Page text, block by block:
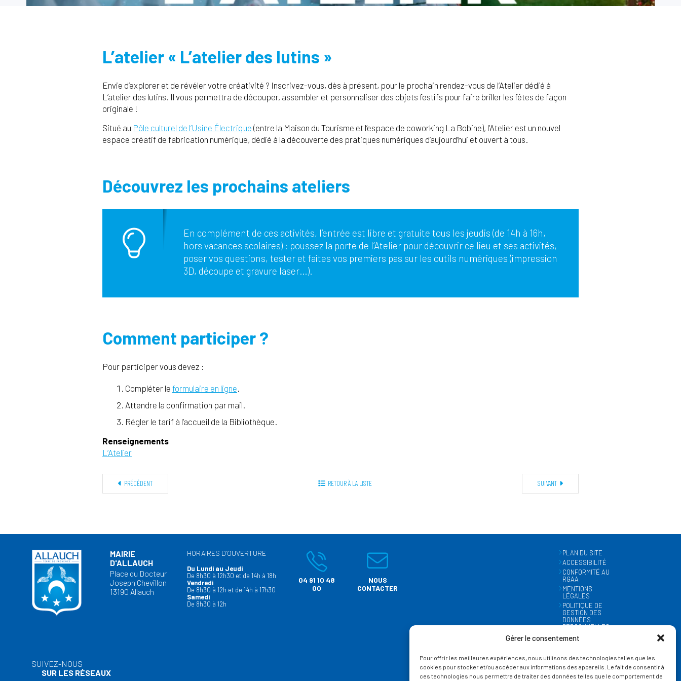
Gérer le consentement
Pour offrir les meilleures expériences, nous utilisons des technologies telles que les
cookies pour stocker et/ou accéder aux informations des appareils. Le fait de consentir à
ces technologies nous permettra de traiter des données telles que le comportement de
L’atelier « L’atelier des lutins »
Envie d’explorer et de révéler votre créativité ? Inscrivez-vous, dès à présent, pour le prochain rendez-vous de l’Atelier dédié à
L’atelier des lutins. Il vous permettra de découper, assembler et personnaliser des objets festifs pour faire briller les fêtes de façon
originale !
Situé au Pôle culturel de l’Usine Électrique (entre la Maison du Tourisme et l’espace de coworking La Bobine), l’Atelier est un nouvel
espace créatif de fabrication numérique, dédié à la découverte des pratiques numériques d’aujourd’hui et ouvert à tous.
Découvrez les prochains ateliers
En complément de ces activités, l’entrée est libre et gratuite tous les jeudis (de 14h à 16h,
hors vacances scolaires) : poussez la porte de l’Atelier pour découvrir ce lieu et ses activités,
poser vos questions, tester et faites vos premiers pas sur les outils numériques (impression
3D, découpe et gravure laser…).
Comment participer ?
Pour participer vous devez :
Compléter le formulaire en ligne
Attendre la confirmation par mail.
Régler le tarif à l’accueil de la Bibliothèque.
Renseignements
L’Atelier
PRÉCÉDENT RETOUR À LA LISTE SUIVANT
MAIRIE
D'ALLAUCH
Place du Docteur
Joseph Chevillon
13190 Allauch
HORAIRES D’OUVERTURE
Du Lundi au Jeudi
De 8h30 à 12h30 et de 14h à 18h
Vendredi
De 8h30 à 12h et de 14h à 17h30
Samedi
De 8h30 à 12h
04 91 10 48
00
NOUS
CONTACTER
PLAN DU SITE
ACCESSIBILITÉ
CONFORMITÉ AU
RGAA
MENTIONS
LÉGALES
POLITIQUE DE
GESTION DES
DONNÉES
PERSONNELLES
MÉTÉO
SUIVEZ-NOUS
SUR LES RÉSEAUX